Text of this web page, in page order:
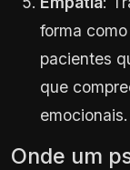
forma
pacientes
que
emocionais.
Onde um